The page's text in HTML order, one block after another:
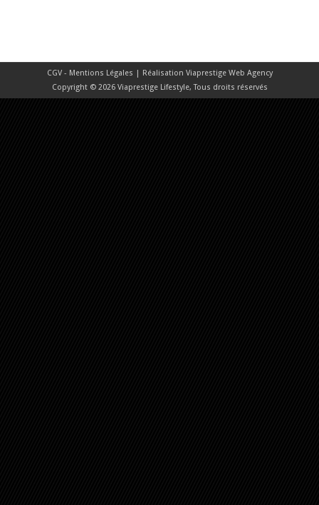
CGV - Mentions Légales | Réalisation Viaprestige Web Agency
Copyright © 2026 Viaprestige Lifestyle, Tous droits réservés